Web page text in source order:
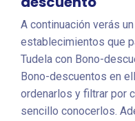
A continuación verás
establecimientos que
Tudela con Bono-
Bono-descuentos en
ordenarlos y filtrar por
sencillo conocerlos.